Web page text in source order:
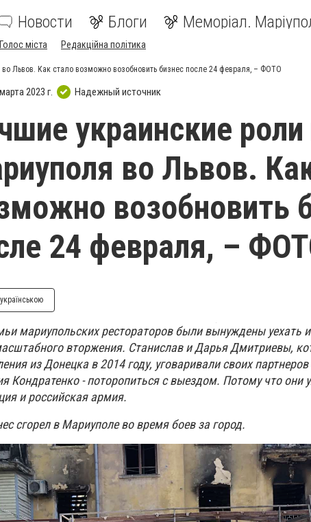
Новости Блоги Меморіал.
Голос міста Редакційна політика
Львов. Как стало возможно возобновить бизнес после 24 февраля, – ФОТО
2023 г. Надежный источник
украинские
во Львов.
возобновить
24 февраля, –
мариупольских рестораторов были вынуждены уехать
вторжения. Станислав и Дарья Дмитриевы,
из Донецка в 2014 году, уговаривали своих
Кондратенко - поторопиться с выездом. Потому что они
и российская армия.
сгорел в Мариуполе во время боев за город.